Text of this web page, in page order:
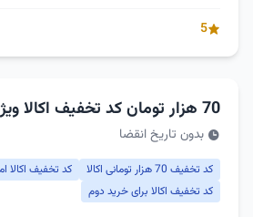
5
70 هزار تومان کد تخفیف اکالا ویژه سوپرمیوه تهران
بدون تاریخ انقضا
کد تخفیف 70 هزار تومانی اکالا
کد تخفیف اکالا
کد تخفیف اکالا برای خرید دوم